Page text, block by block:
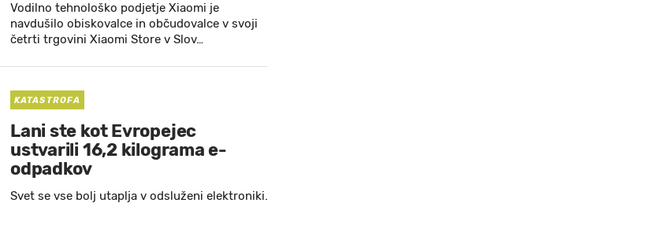
Vodilno tehnološko podjetje Xiaomi je
navdušilo obiskovalce in občudovalce v svoji
četrti trgovini Xiaomi Store v Slov…
KATASTROFA
Lani ste kot Evropejec
ustvarili 16,2 kilograma e-
odpadkov
Svet se vse bolj utaplja v odsluženi elektroniki.